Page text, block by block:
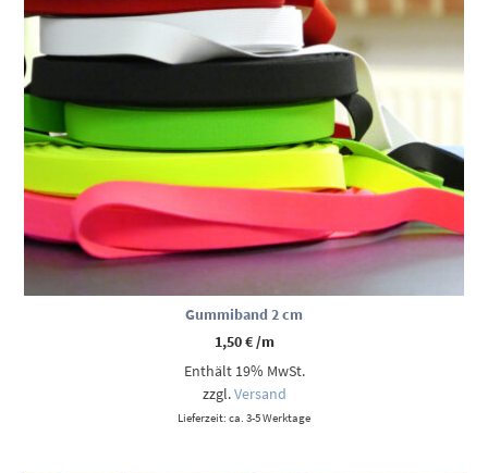
Gummiband 2 cm
1,50€/m
Enthält 19% MwSt.
zzgl.Versand
Lieferzeit: ca. 3-5 Werktage